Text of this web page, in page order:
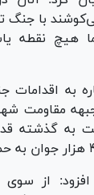
با جنگ
ما هیچ نقطه
به اقدامات
جبهه مقاومت
به گذشته
از